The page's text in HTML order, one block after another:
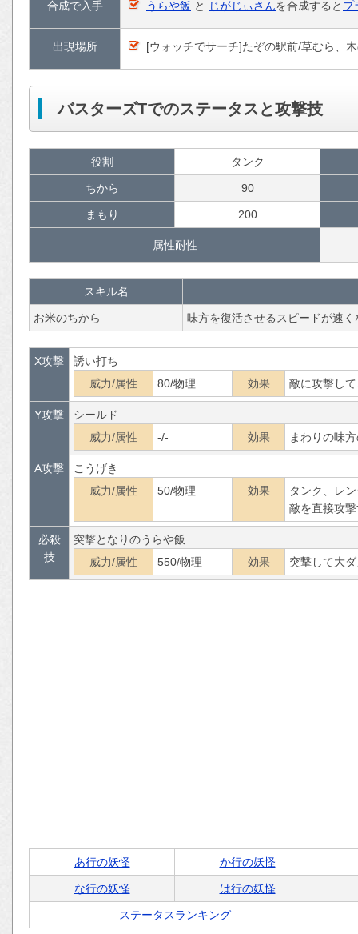
合成で入手 うらや飯 と じがじぃさんを合成すると プ
出現場所 [ウォッチでサーチ]たぞの駅前/草むら、
バスターズTでのステータスと攻撃技
役割 タンク
ちから 90
まもり 200
属性耐性
スキル名
お米のちから 味方を復活させるスピードが速く
X攻撃
誘い打ち
威力/属性
80/物理 効果 敵に攻撃し
Y攻撃
シールド
威力/属性
-/- 効果 まわりの味
A攻撃
こうげき
威力/属性
50/物理 効果
タンク、レ
敵を直接攻
必殺
技
突撃となりのうらや飯
威力/属性
550/物理 効果 突撃して大
あ行の妖怪 か行の妖怪
な行の妖怪 は行の妖怪
ステータスランキング